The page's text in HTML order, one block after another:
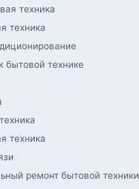
техника
техника
бытовой технике
техника
ремонт бытовой техники